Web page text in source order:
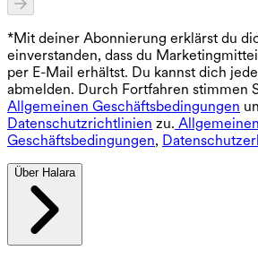
*Mit deiner Abonnierung erklärst du
einverstanden, dass du
per E-Mail erhältst. Du kannst dich
abmelden. Durch Fortfahren stimmen
Allgemeinen Geschäftsbedingungen
Datenschutzrichtlinien zu. Allgemeinen
Geschäftsbedingungen,
Über Halara